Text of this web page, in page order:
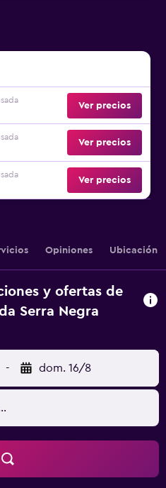
Ver precios
Ver precios
Ver precios
Opiniones Ubicación
y ofertas de
Serra Negra
- dom. 16/8